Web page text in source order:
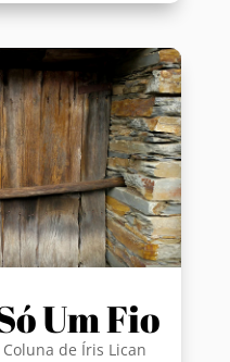
Um Fio
de Íris Lican